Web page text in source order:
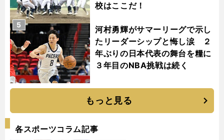
校はここだ！
河村勇輝がサマーリーグで示し
たリーダーシップと悔し涙 ２
年ぶりの日本代表の舞台を糧に
３年目のNBA挑戦は続く
5
もっと見る
各スポーツコラム記事